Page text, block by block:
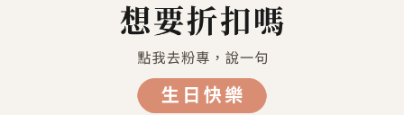
付款方式
信用卡付款（SHOPLINE Pay）
Apple Pay
7-11 超商取貨付款
LINE Pay